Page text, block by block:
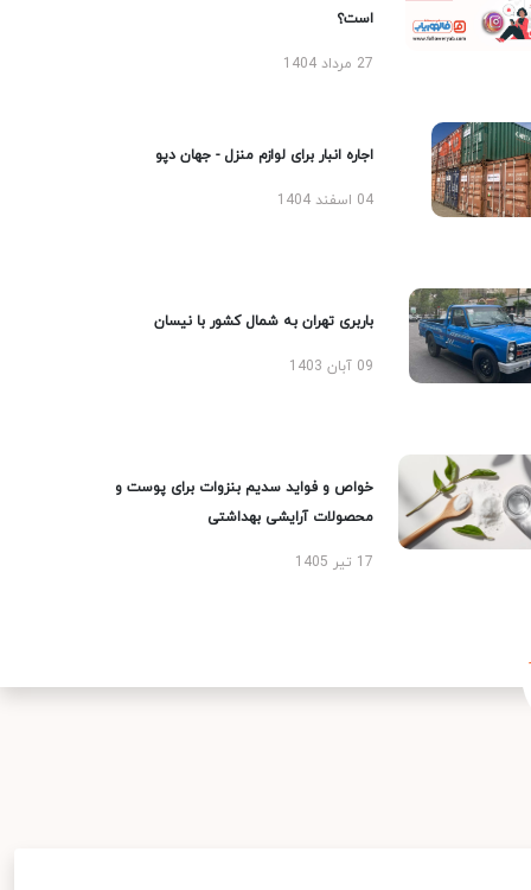
است؟
27 مرداد 1404
اجاره انبار برای لوازم منزل - جهان دپو
04 اسفند 1404
باربری تهران به شمال کشور با نیسان
09 آبان 1403
خواص و فواید سدیم بنزوات برای پوست و
محصولات آرایشی بهداشتی
17 تیر 1405